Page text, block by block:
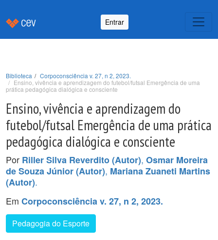
Entrar
Biblioteca
Corpoconsciência v. 27, n 2, 2023.
Ensino, vivência e aprendizagem do futebol/futsal Emergência de uma
prática pedagógica dialógica e consciente
Ensino, vivência e aprendizagem do
futebol/futsal Emergência de uma prática
pedagógica dialógica e consciente
Por Riller Silva Reverdito (Autor), Osmar Moreira
de Souza Júnior (Autor), Mariana Zuaneti Martins
(Autor).
Em Corpoconsciência v. 27, n 2, 2023.
Pedagogia do Esporte